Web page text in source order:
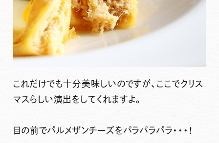
これだけでも十分美味しいのですが、ここでクリス
マスらしい演出をしてくれますよ。
目の前でパルメザンチーズをパラパラパラ・・・！